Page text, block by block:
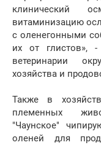
клинический
витаминизацию
с оленегонными
их от глистов», -
ветеринарии
хозяйства и
Также в
племенных
"Чаунское"
оленей для